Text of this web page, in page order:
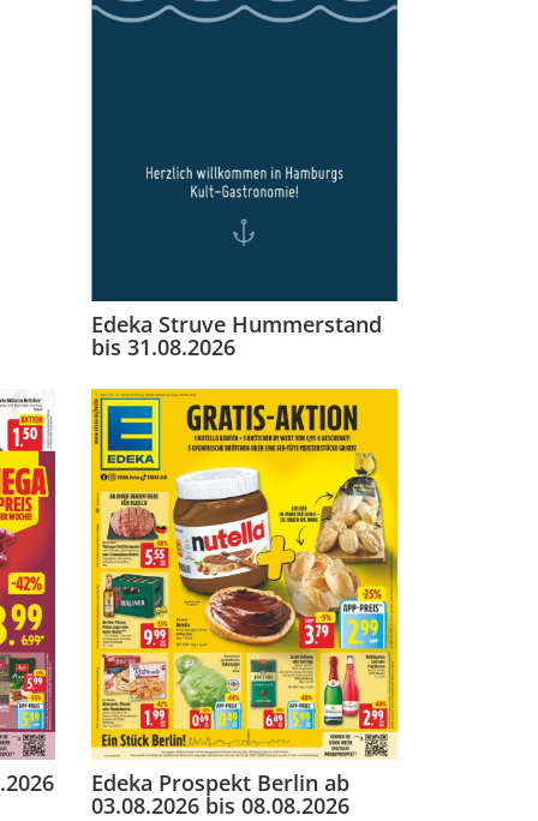
Edeka Struve Hummerstand
bis 31.08.2026
Edeka Prospekt Berlin ab
03.08.2026 bis 08.08.2026